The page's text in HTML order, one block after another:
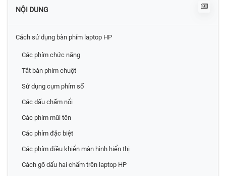
NỘI DUNG
Cách sử dụng bàn phím laptop HP
Các phím chức năng
Tắt bàn phím chuột
Sử dụng cụm phím số
Các dấu chấm nổi
Các phím mũi tên
Các phím đặc biệt
Các phím điều khiển màn hình hiển thị
Cách gõ dấu hai chấm trên laptop HP